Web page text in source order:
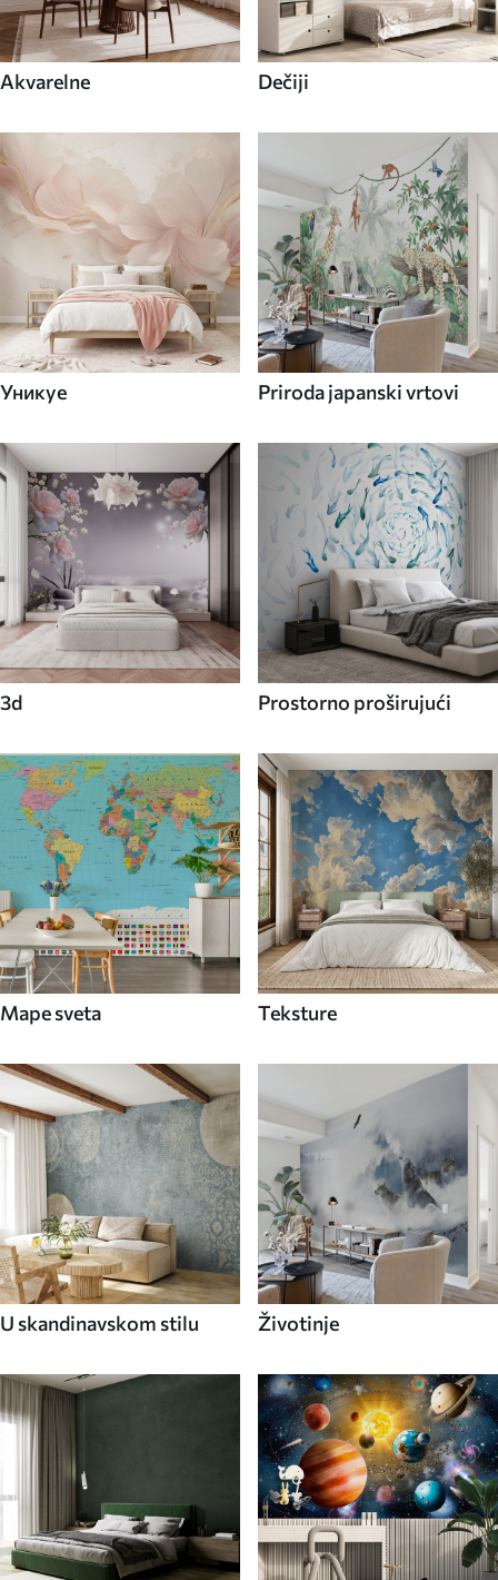
Akvarelne Dečiji
Уникуе Priroda japanski vrtovi
3d Prostorno proširujući
Mape sveta Teksture
U skandinavskom stilu Životinje